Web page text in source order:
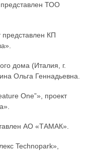
представлен ТОО
КП
дома (Италия, г.
Ольга Геннадьевна.
One”», проект
АО «ТАМАК».
Technopark»,